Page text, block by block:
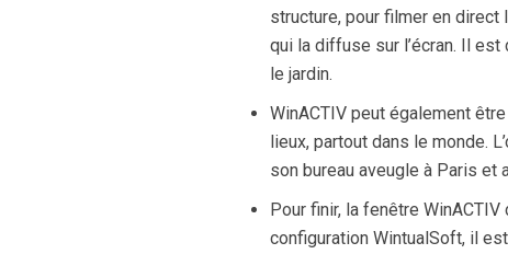
structure, pour filmer en
qui la diffuse sur l’écran. Il
le jardin.
WinACTIV peut également
lieux, partout dans le monde.
son bureau aveugle à Paris et
Pour finir, la fenêtre
configuration WintualSoft, il